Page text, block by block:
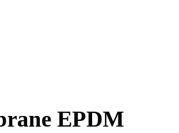
EPDM